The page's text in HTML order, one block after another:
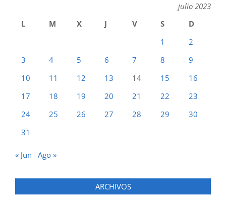
julio 2023
L
M X J V S
D
1
2
3
4 5 6 7 8
9
10
11 12 13 14 15
16
17
18 19 20 21 22
23
24
25 26 27 28 29
30
31
« Jun Ago »
ARCHIVOS